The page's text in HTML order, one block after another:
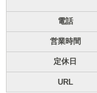
電話
営業時間
定休日
URL